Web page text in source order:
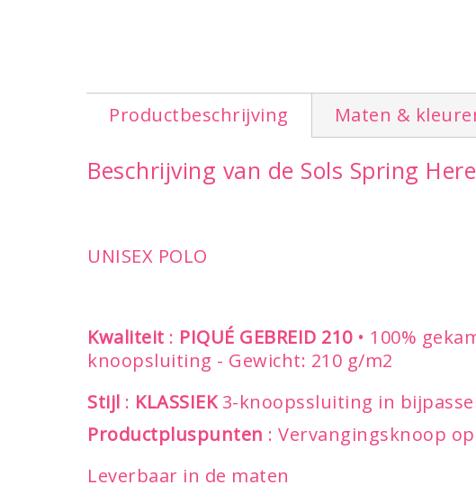
Productbeschrijving Maten &
Beschrijving van de Sols Spring
UNISEX POLO
Kwaliteit : PIQUÉ GEBREID 210 • 100%
knoopsluiting - Gewicht: 210 g/m2
Stijl : KLASSIEK3-knoopssluiting in
Productpluspunten : Vervangingsknoop
Leverbaar in de maten